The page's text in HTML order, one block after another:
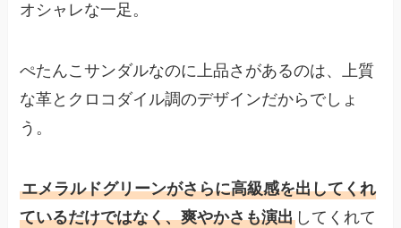
オシャレな一足。
ぺたんこサンダルなのに上品さがあるのは、上質
な革とクロコダイル調のデザインだからでしょ
う。
エメラルドグリーンがさらに高級感を出してくれ
ているだけではなく、爽やかさも演出 してくれて